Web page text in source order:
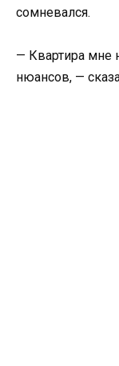
сомневался.
— Квартира мне
нюансов, —